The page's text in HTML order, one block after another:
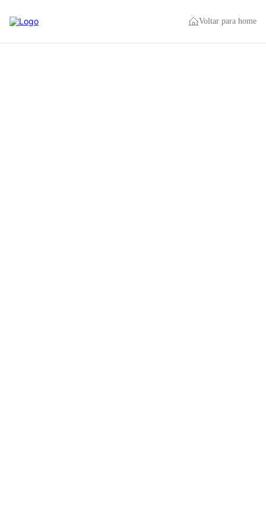
Voltar para home